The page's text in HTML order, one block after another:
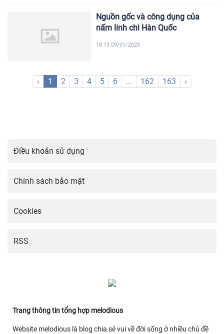
Nguồn gốc và công dụng của
nấm linh chi Hàn Quốc
18:13 09/01/2025
‹ 1 2 3 4 5 6 ... 162 163 ›
Điều khoản sử dụng
Chính sách bảo mật
Cookies
RSS
Trang thông tin tổng hợp melodious
Website melodious là blog chia sẻ vui về đời sống ở nhiều chủ đề